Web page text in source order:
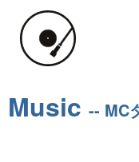
Music -- MC